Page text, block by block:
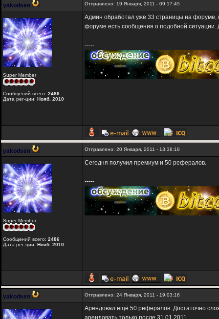
yakodsen Отправлено: 19 Января, 2011 - 09:17:45
Super Member
Сообщений всего: 2486
Дата рег-ции: Нояб. 2010
Админ обработал уже 33 страницы на форуме,
форуме есть сообщения о подобной
-----
yakodsen Отправлено: 20 Января, 2011 - 13:38:18
Super Member
Сообщений всего: 2486
Дата рег-ции: Нояб. 2010
Сегодня получил премиум и 50 рефералов.
-----
yakodsen Отправлено: 24 Января, 2011 - 19:03:16
Арендовал ещё 50 рефералов. Достаточно
арендовать только после 31.01.2011